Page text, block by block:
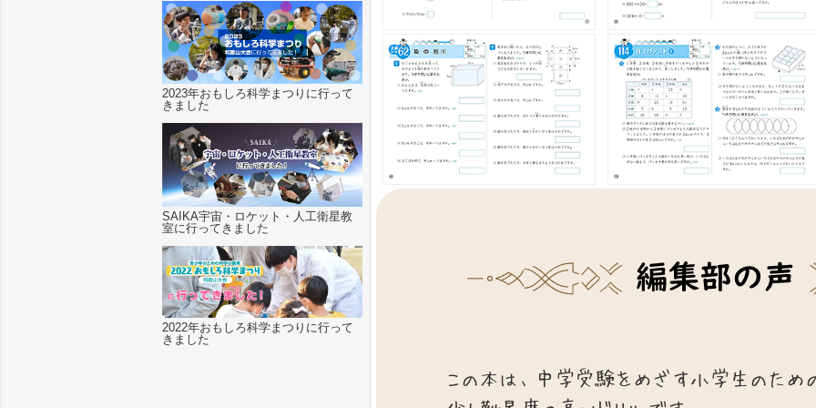
2023年おもしろ科学まつりに行って
きました
SAIKA宇宙・ロケット・人工衛星教
室に行ってきました
2022年おもしろ科学まつりに行って
きました
この本は、中学受験をめざす小学生のため